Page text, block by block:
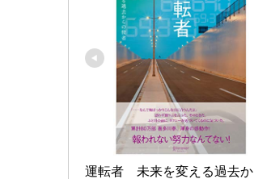
運転者　未来を変える過去か